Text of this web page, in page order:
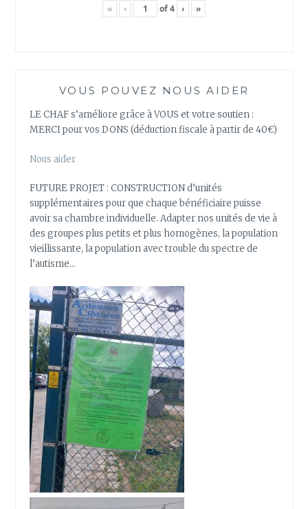
« ‹ of4 › »
VOUS POUVEZ NOUS AIDER
LE CHAF s’améliore grâce à VOUS et votre soutien :
MERCI pour vos DONS (déduction fiscale à partir de 40€)
Nous aider
FUTURE PROJET : CONSTRUCTION d’unités
supplémentaires pour que chaque bénéficiaire puisse
avoir sa chambre individuelle. Adapter nos unités de vie à
des groupes plus petits et plus homogènes, la population
vieillissante, la population avec trouble du spectre de
l’autisme…